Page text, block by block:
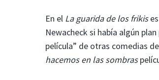
En el La guarida de los frikis
Newacheck si había algún plan
película” de otras comedias
hacemos en las sombras